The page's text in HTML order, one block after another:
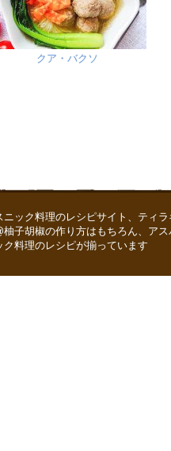
クア・バクソ
ック料理のレシピサイト、ティ
子胡椒の作り方はもちろん、ア
料理のレシピが揃っています